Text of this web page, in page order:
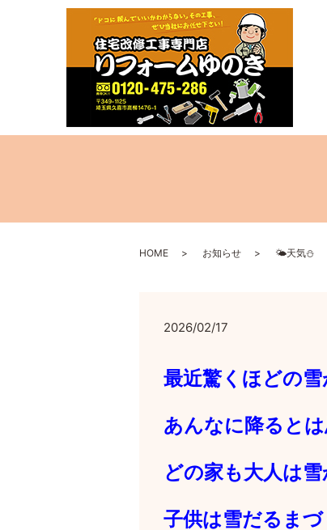
HOME お知らせ 🌤天気⛄
2026/02/17
最近驚くほどの
あんなに降ると
どの家も大人は
子供は雪だるま